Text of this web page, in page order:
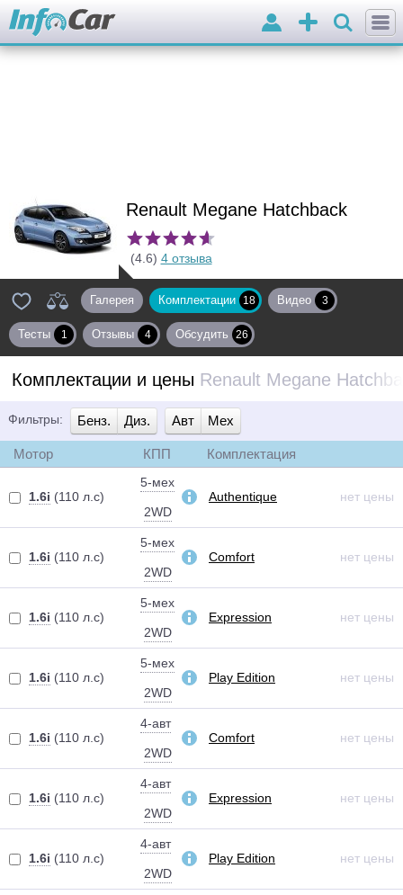
Добавить
объявление
Войти
Renault Megane Hatchback
(4.6) 4 отзыва
Галерея Комплектации 18 Видео 3
Тесты 1 Отзывы 4 Обсудить 26
Комплектации и цены Renault Megane
Фильтры: Бенз. Диз. Авт Мех
Мотор КПП Комплектация
1.6i (110 л.с)
5-мех
2WD
Authentique нет цены
1.6i (110 л.с)
5-мех
2WD
Comfort нет цены
1.6i (110 л.с)
5-мех
2WD
Expression нет цены
1.6i (110 л.с)
5-мех
2WD
Play Edition нет цены
1.6i (110 л.с)
4-авт
2WD
Comfort нет цены
1.6i (110 л.с)
4-авт
2WD
Expression нет цены
1.6i (110 л.с)
4-авт
2WD
Play Edition нет цены